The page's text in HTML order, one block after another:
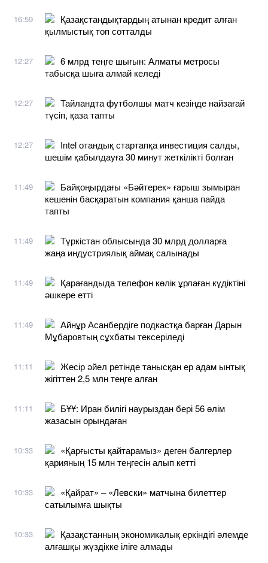
16:59
Қазақстандықтардың атынан кредит алған
қылмыстық топ сотталды
12:27
6 млрд теңге шығын: Алматы метросы
табысқа шыға алмай келеді
12:27
Тайландта футболшы матч кезінде найзағай
түсіп, қаза тапты
12:27
Intel отандық стартапқа инвестиция салды,
шешім қабылдауға 30 минут жеткілікті болған
11:49
Байқоңырдағы «Бәйтерек» ғарыш зымыран
кешенін басқаратын компания қанша пайда
тапты
11:49
Түркістан облысында 30 млрд долларға
жаңа индустриялық аймақ салынады
11:49
Қарағандыда телефон көлік ұрлаған күдіктіні
әшкере етті
11:49
Айнұр Асанбердіге подкастқа барған Дарын
Мұбаровтың сұхбаты тексеріледі
11:11
Жесір әйел ретінде танысқан ер адам ынтық
жігіттен 2,5 млн теңге алған
11:11
БҰҰ: Иран билігі наурыздан бері 56 өлім
жазасын орындаған
10:33
«Қарғысты қайтарамыз» деген балгерлер
қарияның 15 млн теңгесін алып кетті
10:33
«Қайрат» – «Левски» матчына билеттер
сатылымға шықты
10:33
Қазақстанның экономикалық еркіндігі әлемде
алғашқы жүздікке іліге алмады